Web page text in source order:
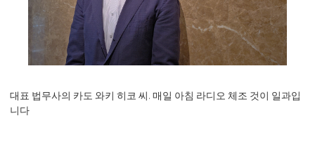
대표 법무사의 카도 와키 히코 씨. 매일 아침 라디오 체조 것이 일과입
니다